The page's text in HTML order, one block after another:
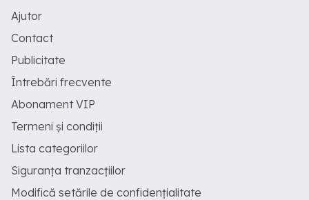
Ajutor
Contact
Publicitate
Întrebări frecvente
Abonament VIP
Termeni și condiții
Lista categoriilor
Siguranța tranzacțiilor
Modifică setările de confidențialitate